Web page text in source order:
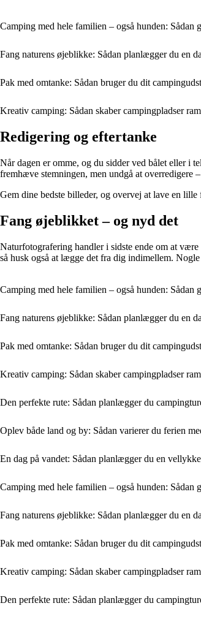
Camping med hele familien – også hunden: Sådan
Fang naturens øjeblikke: Sådan planlægger du en
Pak med omtanke: Sådan bruger du dit
Kreativ camping: Sådan skaber campingpladser
Redigering og eftertanke
Når dagen er omme, og du sidder ved bålet eller i
fremhæve stemningen, men undgå at overredigere
Gem dine bedste billeder, og overvej at lave en
Fang øjeblikket – og nyd det
Naturfotografering handler i sidste ende om at
så husk også at lægge det fra dig indimellem.
Camping med hele familien – også hunden: Sådan
Fang naturens øjeblikke: Sådan planlægger du en
Pak med omtanke: Sådan bruger du dit
Kreativ camping: Sådan skaber campingpladser
Den perfekte rute: Sådan planlægger du
Oplev både land og by: Sådan varierer du ferien
En dag på vandet: Sådan planlægger du en
Camping med hele familien – også hunden: Sådan
Fang naturens øjeblikke: Sådan planlægger du en
Pak med omtanke: Sådan bruger du dit
Kreativ camping: Sådan skaber campingpladser
Den perfekte rute: Sådan planlægger du